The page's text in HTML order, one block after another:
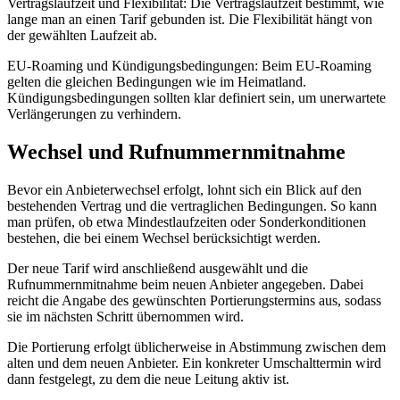
Vertragslaufzeit und Flexibilität: Die Vertragslaufzeit bestimmt, wie
lange man an einen Tarif gebunden ist. Die Flexibilität hängt von
der gewählten Laufzeit ab.
EU-Roaming und Kündigungsbedingungen: Beim EU-Roaming
gelten die gleichen Bedingungen wie im Heimatland.
Kündigungsbedingungen sollten klar definiert sein, um unerwartete
Verlängerungen zu verhindern.
Wechsel und Rufnummernmitnahme
Bevor ein Anbieterwechsel erfolgt, lohnt sich ein Blick auf den
bestehenden Vertrag und die vertraglichen Bedingungen. So kann
man prüfen, ob etwa Mindestlaufzeiten oder Sonderkonditionen
bestehen, die bei einem Wechsel berücksichtigt werden.
Der neue Tarif wird anschließend ausgewählt und die
Rufnummernmitnahme beim neuen Anbieter angegeben. Dabei
reicht die Angabe des gewünschten Portierungstermins aus, sodass
sie im nächsten Schritt übernommen wird.
Die Portierung erfolgt üblicherweise in Abstimmung zwischen dem
alten und dem neuen Anbieter. Ein konkreter Umschalttermin wird
dann festgelegt, zu dem die neue Leitung aktiv ist.